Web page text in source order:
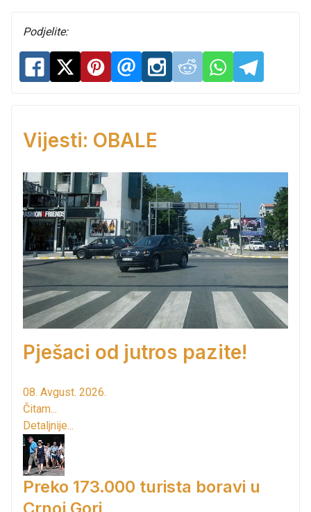
Podjelite:
Vijesti: OBALE
Pješaci od jutros pazite!
08. Avgust. 2026.
Čitam...
Detaljnije...
Preko 173.000 turista boravi u